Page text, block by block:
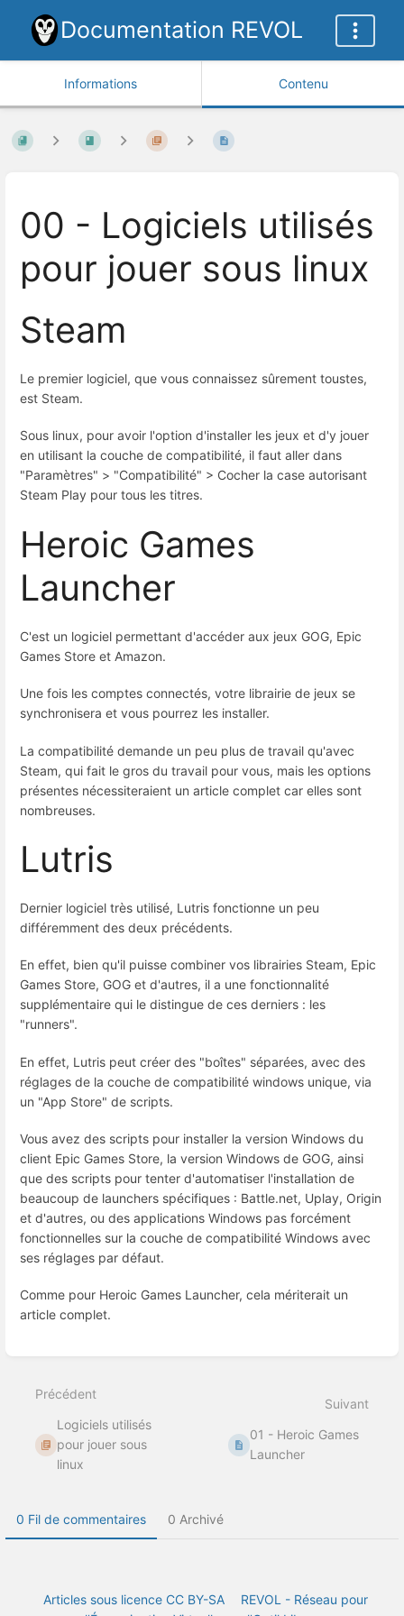
Documentation REVOL
Informations Contenu
00 - Logiciels utilisés
pour jouer sous linux
Steam
Le premier logiciel, que vous connaissez sûrement toustes,
est Steam.
Sous linux, pour avoir l'option d'installer les jeux et d'y jouer
en utilisant la couche de compatibilité, il faut aller dans
"Paramètres" > "Compatibilité" > Cocher la case autorisant
Steam Play pour tous les titres.
Heroic Games
Launcher
C'est un logiciel permettant d'accéder aux jeux GOG, Epic
Games Store et Amazon.
Une fois les comptes connectés, votre librairie de jeux se
synchronisera et vous pourrez les installer.
La compatibilité demande un peu plus de travail qu'avec
Steam, qui fait le gros du travail pour vous, mais les options
présentes nécessiteraient un article complet car elles sont
nombreuses.
Lutris
Dernier logiciel très utilisé, Lutris fonctionne un peu
différemment des deux précédents.
En effet, bien qu'il puisse combiner vos librairies Steam, Epic
Games Store, GOG et d'autres, il a une fonctionnalité
supplémentaire qui le distingue de ces derniers : les
"runners".
En effet, Lutris peut créer des "boîtes" séparées, avec des
réglages de la couche de compatibilité windows unique, via
un "App Store" de scripts.
Vous avez des scripts pour installer la version Windows du
client Epic Games Store, la version Windows de GOG, ainsi
que des scripts pour tenter d'automatiser l'installation de
beaucoup de launchers spécifiques : Battle.net, Uplay, Origin
et d'autres, ou des applications Windows pas forcément
fonctionnelles sur la couche de compatibilité Windows avec
ses réglages par défaut.
Comme pour Heroic Games Launcher, cela mériterait un
article complet.
de
section
Précédent
Logiciels utilisés
pour jouer sous
linux
Suivant
01 - Heroic Games
Launcher
0 Fil de commentaires 0 Archivé
Articles sous licence CC BY-SA
REVOL - Réseau pour